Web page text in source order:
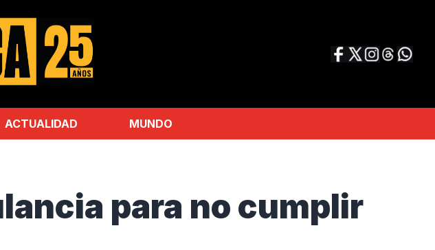
ACTUALIDAD MUNDO
para no cumplir